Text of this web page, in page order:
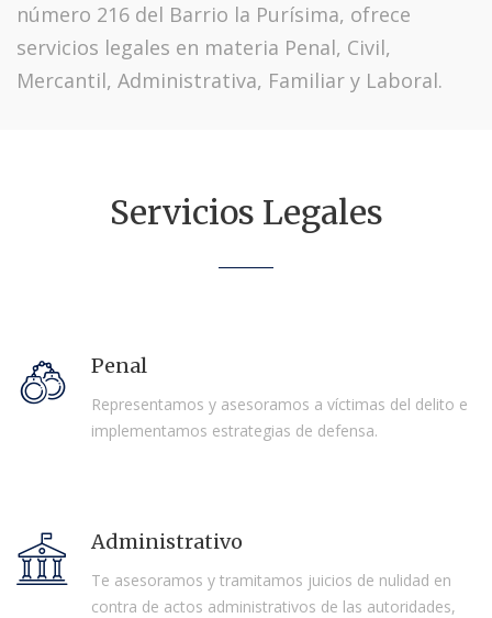
número 216 del Barrio la Purísima, ofrece
servicios legales en materia Penal, Civil,
Mercantil, Administrativa, Familiar y Laboral.
Servicios Legales
Penal
Representamos y asesoramos a víctimas del delito e
implementamos estrategias de defensa.
Administrativo
Te asesoramos y tramitamos juicios de nulidad en
contra de actos administrativos de las autoridades,